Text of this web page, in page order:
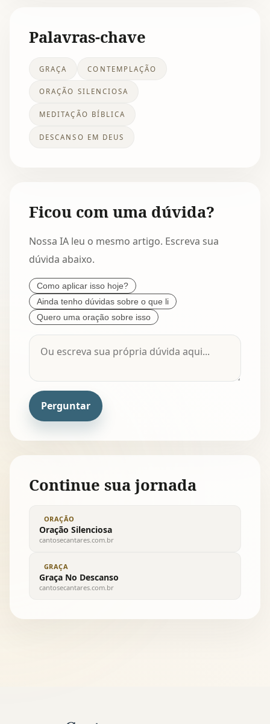
Palavras-chave
GRAÇA CONTEMPLAÇÃO
ORAÇÃO SILENCIOSA
MEDITAÇÃO BÍBLICA
DESCANSO EM DEUS
Ficou com uma dúvida?
Nossa IA leu o mesmo artigo. Escreva sua
dúvida abaixo.
Como aplicar isso hoje?
Ainda tenho dúvidas sobre o que li
Quero uma oração sobre isso
Perguntar
Continue sua jornada
ORAÇÃO
Oração Silenciosa
cantosecantares.com.br
GRAÇA
Graça No Descanso
cantosecantares.com.br